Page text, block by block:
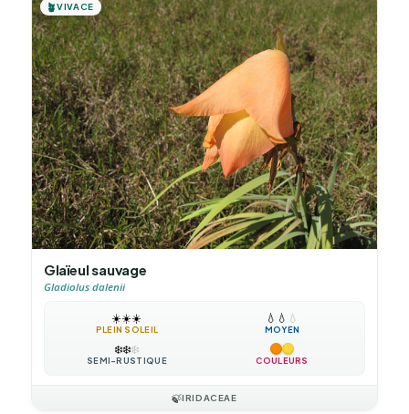
🪴VIVACE
Glaïeul sauvage
Gladiolus dalenii
☀️☀️☀️
PLEIN SOLEIL
💧 💧 💧
MOYEN
❄️❄️❄️
SEMI-RUSTIQUE COULEURS
🍃IRIDACEAE